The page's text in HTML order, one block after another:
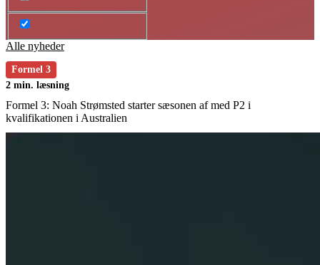
Alle nyheder
Formel 3
2 min. læsning
Formel 3: Noah Strømsted starter sæsonen af med P2 i
kvalifikationen i Australien